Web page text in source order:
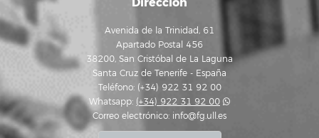
Avenida de la Trinidad, 61
Apartado Postal 456
38200, San Cristóbal de La Laguna
Santa Cruz de Tenerife - España
Teléfono: (+34) 922 31 92 00
Whatsapp: (+34) 922 31 92 00
Correo electrónico: info@fg.ull.es